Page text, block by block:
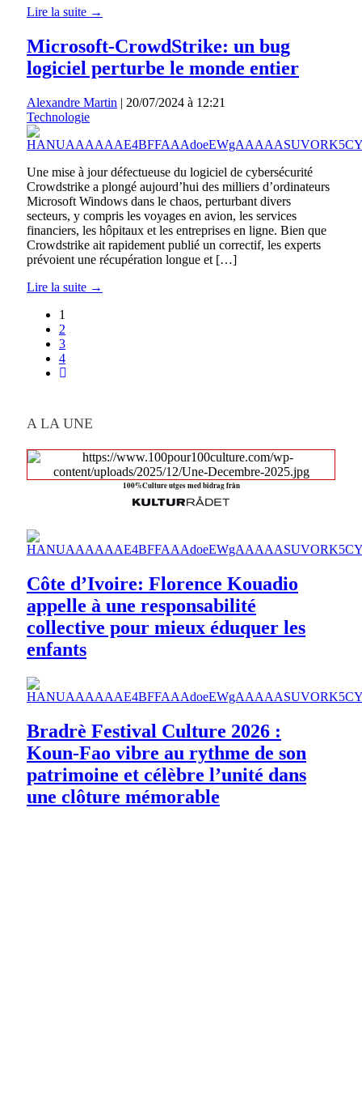
Lire la suite →
Microsoft-CrowdStrike: un bug
logiciel perturbe le monde entier
Alexandre Martin | 20/07/2024 à 12:21
Technologie
Une mise à jour défectueuse du logiciel de cybersécurité
Crowdstrike a plongé aujourd’hui des milliers d’ordinateurs
Microsoft Windows dans le chaos, perturbant divers
secteurs, y compris les voyages en avion, les services
financiers, les hôpitaux et les entreprises en ligne. Bien que
Crowdstrike ait rapidement publié un correctif, les experts
prévoient une récupération longue et […]
Lire la suite →
1
2
3
4
A LA UNE
100%Culture utges med bidrag från
Côte d’Ivoire: Florence Kouadio
appelle à une responsabilité
collective pour mieux éduquer les
enfants
Bradrè Festival Culture 2026 :
Koun-Fao vibre au rythme de son
patrimoine et célèbre l’unité dans
une clôture mémorable